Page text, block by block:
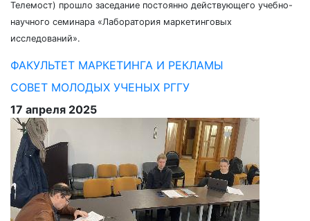
Телемост) прошло заседание постоянно действующего учебно-
научного семинара «Лаборатория маркетинговых
исследований».
ФАКУЛЬТЕТ МАРКЕТИНГА И РЕКЛАМЫ
СОВЕТ МОЛОДЫХ УЧЕНЫХ РГГУ
17 апреля 2025